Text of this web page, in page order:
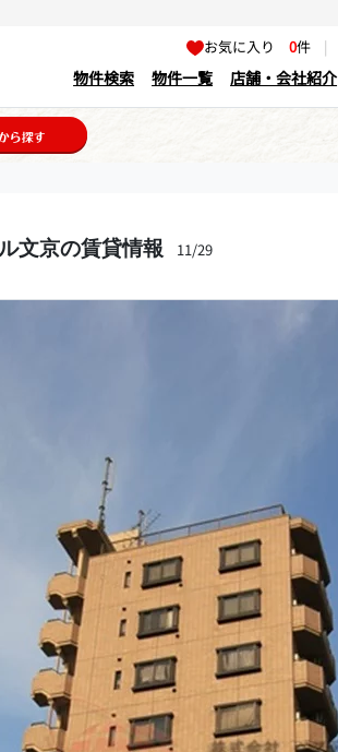
お気に入り0件 |
物件検索 物件一覧 店舗・会社紹介
文京の賃貸情報 11/29